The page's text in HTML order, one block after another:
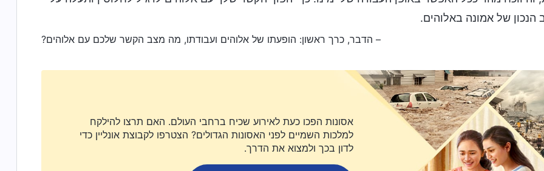
הנכון של אמונה באלוהים.
– הדבר, כרך ראשון: הופעתו של אלוהים ועבודתו, מה מצב הקשר שלכם עם אלוהים?
אסונות הפכו כעת לאירוע שכיח ברחבי העולם. האם תרצו להילקח
למלכות השמיים לפני האסונות הגדולים? הצטרפו לקבוצת אונליין כדי
לדון בכך ולמצוא את הדרך.